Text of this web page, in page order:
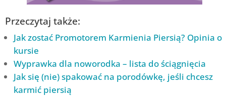
Przeczytaj także:
Jak zostać Promotorem Karmienia Piersią? Opinia o
kursie
Wyprawka dla noworodka – lista do ściągnięcia
Jak się (nie) spakować na porodówkę, jeśli chcesz
karmić piersią